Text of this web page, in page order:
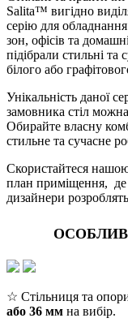
Salita™ вигідно
серію для
зон, офісів та
підібрали стильні
білого або
Унікальність даної
замовника стіл
Обирайте власну
стильне та сучасне
Скористайтеся
план приміщення, де
дизайнери
☆ Стільниця та
або 36 мм на вибір.